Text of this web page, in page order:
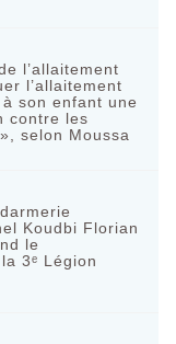
l’allaitement
l’allaitement
son enfant une
contre les
selon Moussa
Koudbi Florian
le
3ᵉ Légion